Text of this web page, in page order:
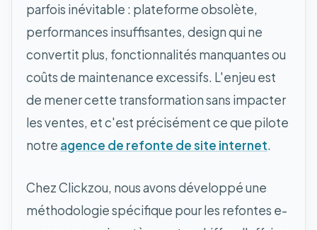
parfois inévitable : plateforme obsolète,
performances insuffisantes, design qui ne
convertit plus, fonctionnalités manquantes ou
coûts de maintenance excessifs. L'enjeu est
de mener cette transformation sans impacter
les ventes, et c'est précisément ce que pilote
notre agence de refonte de site internet.
Chez Clickzou, nous avons développé une
méthodologie spécifique pour les refontes e-